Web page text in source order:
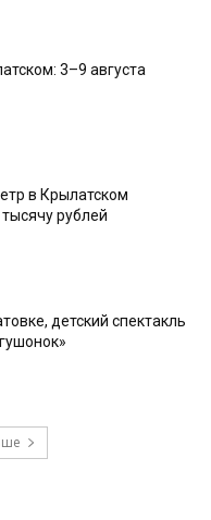
3–9 августа
в Крылатском
рублей
детский спектакль